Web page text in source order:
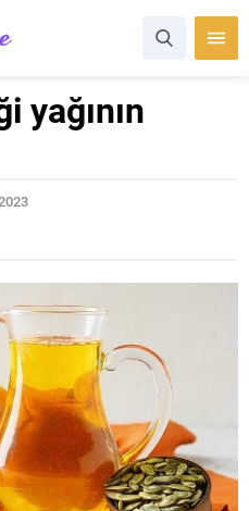
yağının